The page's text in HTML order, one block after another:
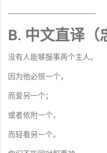
────────────────
B. 中文直译（
没有人能够服事两个主人。
因为他必恨一个，
而爱另一个；
或者依附一个，
而轻看另一个。